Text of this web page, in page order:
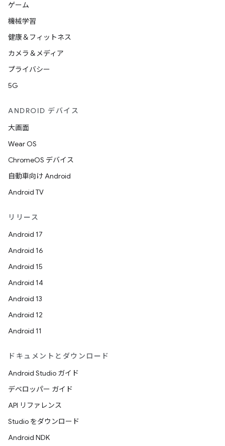
ゲーム
機械学習
健康＆フィットネス
カメラ＆メディア
プライバシー
5G
ANDROID デバイス
大画面
Wear OS
ChromeOS デバイス
自動車向け Android
Android TV
リリース
Android 17
Android 16
Android 15
Android 14
Android 13
Android 12
Android 11
ドキュメントとダウンロード
Android Studio ガイド
デベロッパー ガイド
API リファレンス
Studio をダウンロード
Android NDK